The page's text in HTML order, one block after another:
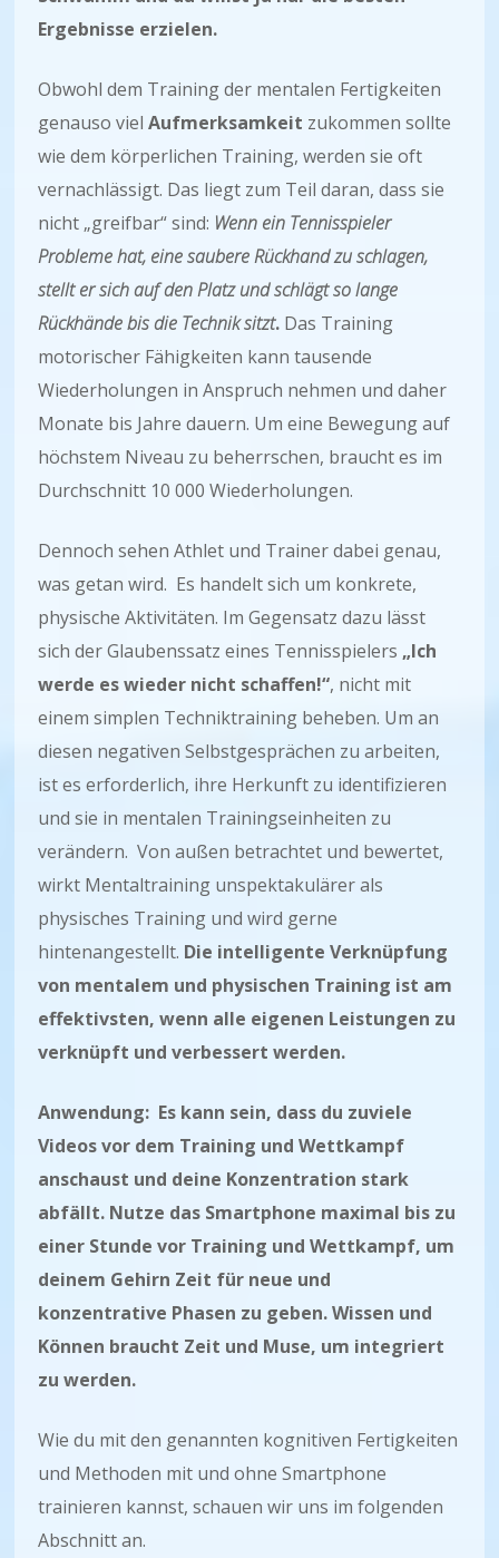
Ergebnisse erzielen.
Obwohl dem Training der mentalen Fertigkeiten
genauso vielAufmerksamkeit zukommen sollte
wie dem körperlichen Training, werden sie oft
vernachlässigt. Das liegt zum Teil daran, dass sie
nicht „greifbar“ sind: Wenn ein Tennisspieler
Probleme hat, eine saubere Rückhand zu schlagen,
stellt er sich auf den Platz und schlägt so lange
Rückhände bis die Technik sitzt. Das Training
motorischer Fähigkeiten kann tausende
Wiederholungen in Anspruch nehmen und daher
Monate bis Jahre dauern. Um eine Bewegung auf
höchstem Niveau zu beherrschen, braucht es im
Durchschnitt 10 000 Wiederholungen.
Dennoch sehen Athlet und Trainer dabei genau,
was getan wird. Es handelt sich um konkrete,
physische Aktivitäten. Im Gegensatz dazu lässt
sich der Glaubenssatz eines Tennisspielers „Ich
werde es wieder nicht schaffen!“, nicht mit
einem simplen Techniktraining beheben. Um an
diesen negativen Selbstgesprächen zu arbeiten,
ist es erforderlich, ihre Herkunft zu identifizieren
und sie in mentalen Trainingseinheiten zu
verändern. Von außen betrachtet und bewertet,
wirkt Mentaltraining unspektakulärer als
physisches Training und wird gerne
hintenangestellt. Die intelligente Verknüpfung
von mentalem und physischen Training ist am
effektivsten, wenn alle eigenen Leistungen zu
verknüpft und verbessert werden.
Anwendung: Es kann sein, dass du zuviele
Videos vor dem Training und Wettkampf
anschaust und deine Konzentration stark
abfällt. Nutze das Smartphone maximal bis zu
einer Stunde vor Training und Wettkampf, um
deinem Gehirn Zeit für neue und
konzentrative Phasen zu geben. Wissen und
Können braucht Zeit und Muse, um integriert
zu werden.
Wie du mit den genannten kognitiven Fertigkeiten
und Methoden mit und ohne Smartphone
trainieren kannst, schauen wir uns im folgenden
Abschnitt an.